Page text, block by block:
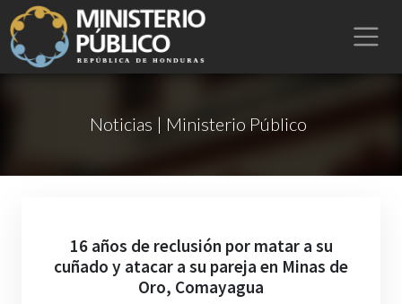
Noticias | Ministerio Público
16 años de reclusión por matar a su
cuñado y atacar a su pareja en Minas de
Oro, Comayagua